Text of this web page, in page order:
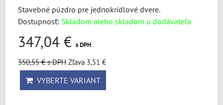
Stavebné púzdro pre jednokrídlové dvere.
Dostupnosť: Skladom alebo skladom u dodávateľa
347,04 € s DPH
350,55 €s DPH Zľava 3,51 €
VYBERTE VARIANT